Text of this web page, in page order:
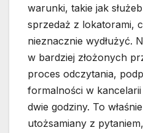
warunki, takie jak
sprzedaż z lokatorami,
nieznacznie wydłużyć.
w bardziej złożonych
proces odczytania,
formalności w
dwie godziny. To
utożsamiany z